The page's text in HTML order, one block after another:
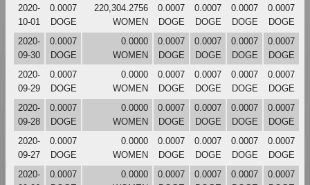
2020-
10-01
0.0007
DOGE
220,304.2756
WOMEN
0.0007
DOGE
0.0007
DOGE
0.0007
DOGE
0.0007
DOGE
2020-
09-30
0.0007
DOGE
0.0000
WOMEN
0.0007
DOGE
0.0007
DOGE
0.0007
DOGE
0.0007
DOGE
2020-
09-29
0.0007
DOGE
0.0000
WOMEN
0.0007
DOGE
0.0007
DOGE
0.0007
DOGE
0.0007
DOGE
2020-
09-28
0.0007
DOGE
0.0000
WOMEN
0.0007
DOGE
0.0007
DOGE
0.0007
DOGE
0.0007
DOGE
2020-
09-27
0.0007
DOGE
0.0000
WOMEN
0.0007
DOGE
0.0007
DOGE
0.0007
DOGE
0.0007
DOGE
2020-
0.0007
0.0000
0.0007
0.0007
0.0007
0.0007